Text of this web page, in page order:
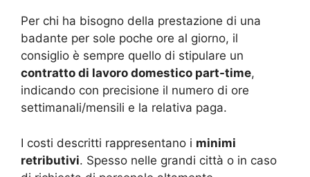
Per chi ha bisogno della prestazione di una
badante per sole poche ore al giorno, il
consiglio è sempre quello di stipulare un
contratto di lavoro domestico part-time,
indicando con precisione il numero di ore
settimanali/mensili e la relativa paga.
I costi descritti rappresentano i minimi
retributivi. Spesso nelle grandi città o in caso